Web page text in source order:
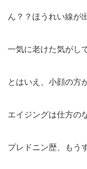
ん？？ほうれい線が
一気に老けた気がし
とはいえ、小顔の方
エイジングは仕方の
プレドニン歴、もう